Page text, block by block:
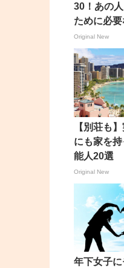
30！あの
ために必
は？
Original New
【別荘も
にも家を
能人20選
Original New
年下女子